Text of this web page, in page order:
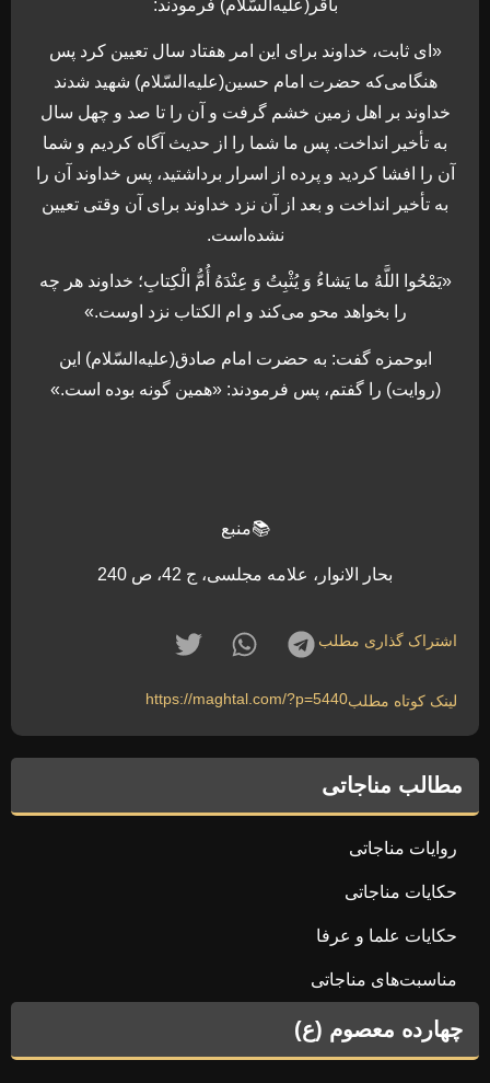
مطالب مناجاتی
روایات مناجاتی
حکایات مناجاتی
حکایات علما و عرفا
مناسبت‌های مناجاتی
چهارده معصوم (ع)
باقر(علیه‌السّلام) فرمودند:
«ای ثابت، خداوند برای این امر هفتاد سال تعیین کرد پس
هنگامی‌که حضرت امام حسین(علیه‌السّلام) شهید شدند
خداوند بر اهل زمین خشم گرفت و آن را تا صد و چهل سال
به تأخیر انداخت. پس ما شما را از حدیث آگاه کردیم و شما
آن را افشا کردید و پرده از اسرار برداشتید، پس خداوند آن را
به تأخیر انداخت و بعد از آن نزد خداوند برای آن وقتی تعیین
نشده‌است.
«یَمْحُوا اللَّهُ ما یَشاءُ وَ یُثْبِتُ وَ عِنْدَهُ أُمُّ الْکِتابِ؛ خداوند هر چه
را بخواهد محو می‌کند و ام الکتاب نزد اوست.»
ابوحمزه گفت: به حضرت امام صادق(علیه‌السّلام) این
(روایت) را گفتم، پس فرمودند: «همین گونه بوده است.»
📚منبع
بحار الانوار، علامه مجلسی، ج ‏42، ص 240
اشتراک گذاری مطلب
لینک کوتاه مطلبhttps://maghtal.com/?p=5440